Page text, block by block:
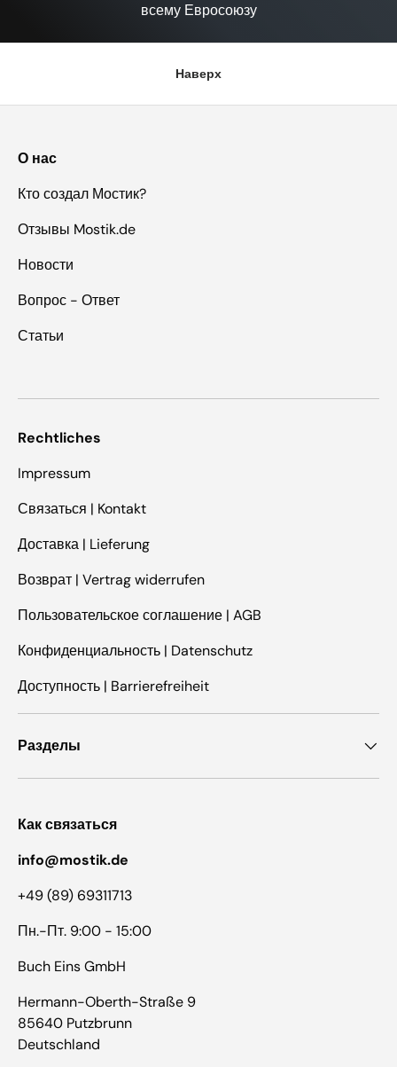
всему Евросоюзу
Наверх
О нас
Кто создал Мостик?
Отзывы Mostik.de
Новости
Вопрос - Ответ
Статьи
Rechtliches
Impressum
Связаться | Kontakt
Доставка | Lieferung
Возврат | Vertrag widerrufen
Пользовательское соглашение | AGB
Конфиденциальность | Datenschutz
Доступность | Barrierefreiheit
Разделы
Как связаться
info@mostik.de
+49 (89) 69311713
Пн.-Пт. 9:00 - 15:00
Buch Eins GmbH
Hermann-Oberth-Straße 9
85640 Putzbrunn
Deutschland